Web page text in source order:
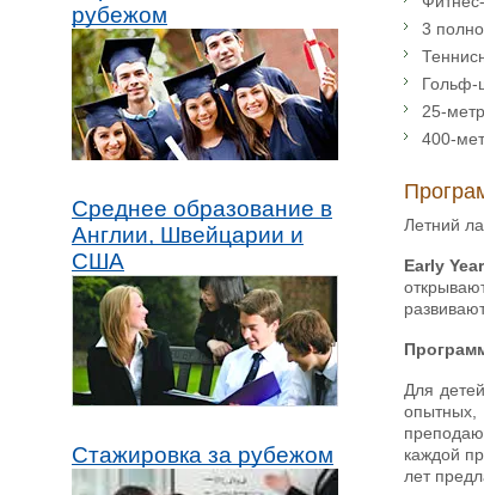
рубежом
Среднее образование в
Англии, Швейцарии и
США
Стажировка за рубежом
3
Гольф-
25-
400-
Летний
Early
Для
опытных,
каждой
лет